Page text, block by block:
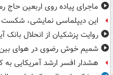
ماجرای پیاده روی اربعین حاج
این دیپلماسی نمایشی،
روایت پزشکیان از انحلال بانک
شمیم خوش رضوی در هوای
هشدار افسر ارشد آمریکایی به